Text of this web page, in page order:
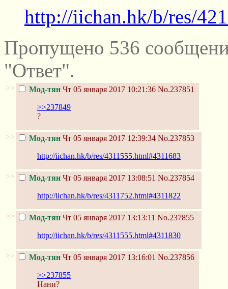
http://iichan.hk/b/res/
Пропущено 536
"Ответ".
>> Мод-тян Чт 05 января 2017 10:21:36 No.237851
>>237849
?
>> Мод-тян Чт 05 января 2017 12:39:34 No.237853
http://iichan.hk/b/res/4311555.html#4311683
>> Мод-тян Чт 05 января 2017 13:08:51 No.237854
http://iichan.hk/b/res/4311752.html#4311822
>> Мод-тян Чт 05 января 2017 13:13:11 No.237855
http://iichan.hk/b/res/4311555.html#4311830
>> Мод-тян Чт 05 января 2017 13:16:01 No.237856
>>237855
Нани?